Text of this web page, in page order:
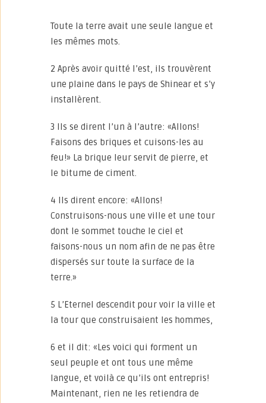
Toute la terre avait une seule langue et
les mêmes mots.
2 Après avoir quitté l’est, ils trouvèrent
une plaine dans le pays de Shinear et s’y
installèrent.
3 Ils se dirent l’un à l’autre: «Allons!
Faisons des briques et cuisons-les au
feu!» La brique leur servit de pierre, et
le bitume de ciment.
4 Ils dirent encore: «Allons!
Construisons-nous une ville et une tour
dont le sommet touche le ciel et
faisons-nous un nom afin de ne pas être
dispersés sur toute la surface de la
terre.»
5 L’Eternel descendit pour voir la ville et
la tour que construisaient les hommes,
6 et il dit: «Les voici qui forment un
seul peuple et ont tous une même
langue, et voilà ce qu’ils ont entrepris!
Maintenant, rien ne les retiendra de